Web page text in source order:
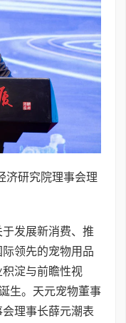
济研究院理事会理
发展新消费、推
领先的宠物用品
淀与前瞻性视
生。天元宠物董事
理事长薛元潮表